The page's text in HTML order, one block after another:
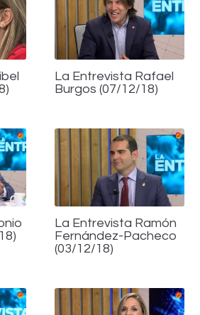
La Entrevista Rafael
Burgos (07/12/18)
La Entrevista Ramón
Fernández-Pacheco
(03/12/18)